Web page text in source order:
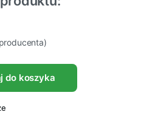
do koszyka